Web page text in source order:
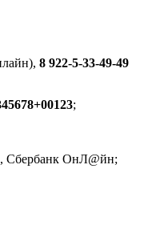
8 922-5-33-49-49
;
Сбербанк ОнЛ@йн;